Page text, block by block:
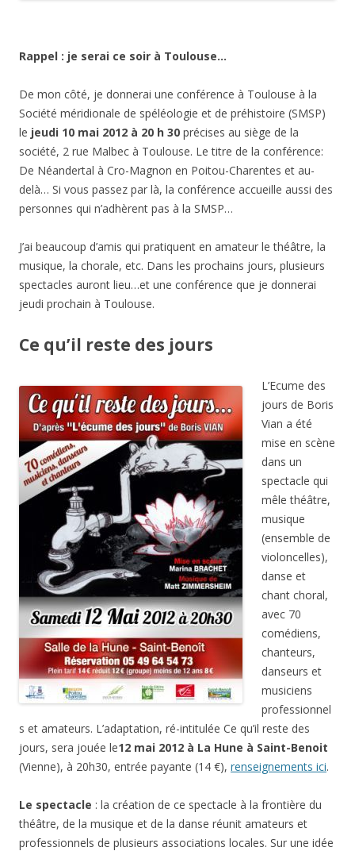
Rappel : je serai ce soir à Toulouse…
De mon côté, je donnerai une conférence à Toulouse à la
Société méridionale de spéléologie et de préhistoire (SMSP)
le jeudi 10 mai 2012 à 20 h 30 précises au siège de la
société, 2 rue Malbec à Toulouse. Le titre de la conférence:
De Néandertal à Cro-Magnon en Poitou-Charentes et au-
delà… Si vous passez par là, la conférence accueille aussi des
personnes qui n’adhèrent pas à la SMSP…
J’ai beaucoup d’amis qui pratiquent en amateur le théâtre, la
musique, la chorale, etc. Dans les prochains jours, plusieurs
spectacles auront lieu…et une conférence que je donnerai
jeudi prochain à Toulouse.
Ce qu’il reste des jours
L’Ecume des
jours de Boris
Vian a été
mise en scène
dans un
spectacle qui
mêle théâtre,
musique
(ensemble de
violoncelles),
danse et
chant choral,
avec 70
comédiens,
chanteurs,
danseurs et
musiciens
professionnel
s et amateurs. L’adaptation, ré-intitulée Ce qu’il reste des
jours, sera jouée le12 mai 2012 à La Hune à Saint-Benoit
(Vienne), à 20h30, entrée payante (14 €), renseignements ici.
Le spectacle : la création de ce spectacle à la frontière du
théâtre, de la musique et de la danse réunit amateurs et
professionnels de plusieurs associations locales. Sur une idée